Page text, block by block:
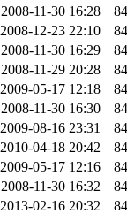
2008-11-30 16:28
84
2008-12-23 22:10
84
2008-11-30 16:29
84
2008-11-29 20:28
84
2009-05-17 12:18
84
2008-11-30 16:30
84
2009-08-16 23:31
84
2010-04-18 20:42
84
2009-05-17 12:16
84
2008-11-30 16:32
84
2013-02-16 20:32
84